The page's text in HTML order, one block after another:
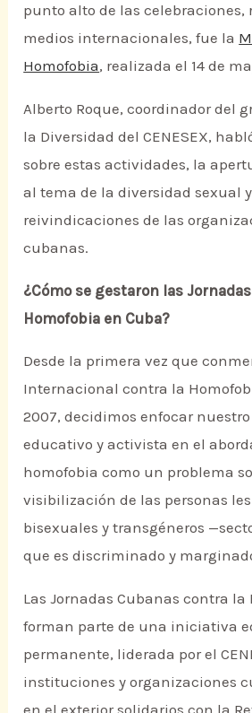
punto alto de las celebraciones,
medios internacionales, fue la
Homofobia, realizada el 14 de
Alberto Roque, coordinador del
la Diversidad del CENESEX,
sobre estas actividades, la
al tema de la diversidad sexual
reivindicaciones de las
cubanas.
¿Cómo se gestaron las
Homofobia en Cuba?
Desde la primera vez que
Internacional contra la
2007, decidimos enfocar
educativo y activista en el
homofobia como un problema
visibilización de las personas
bisexuales y transgéneros
que es discriminado y
Las Jornadas Cubanas contra la
forman parte de una iniciativa
permanente, liderada por el
instituciones y organizaciones
en el exterior solidarios con la